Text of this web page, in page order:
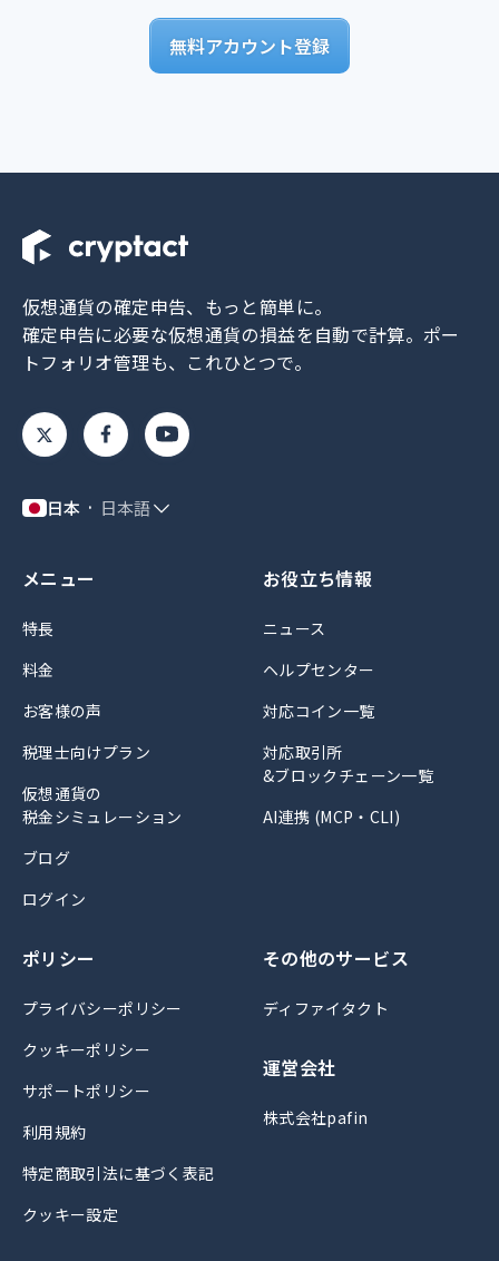
無料アカウント登録
仮想通貨の確定申告、もっと簡単に。
確定申告に必要な仮想通貨の損益を自動で計算。 ポー
トフォリオ管理も、これひとつで。
日本 日本語
メニュー
特長
料金
お客様の声
税理士向けプラン
仮想通貨の
税金シミュレーション
ブログ
ログイン
お役立ち情報
ニュース
ヘルプセンター
対応コイン一覧
対応取引所
&ブロックチェーン一覧
AI連携 (MCP・CLI)
ポリシー
プライバシーポリシー
クッキーポリシー
サポートポリシー
利用規約
特定商取引法に基づく表記
クッキー設定
その他のサービス
ディファイタクト
運営会社
株式会社pafin